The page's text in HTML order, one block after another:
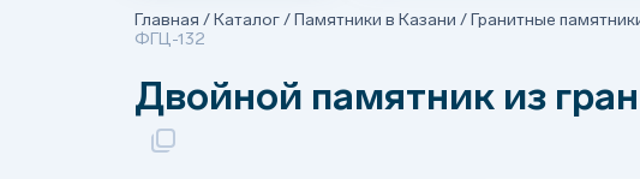
Главная /Каталог/Памятники в Казани /Гранитные
ФГЦ-132
Двойной памятник из